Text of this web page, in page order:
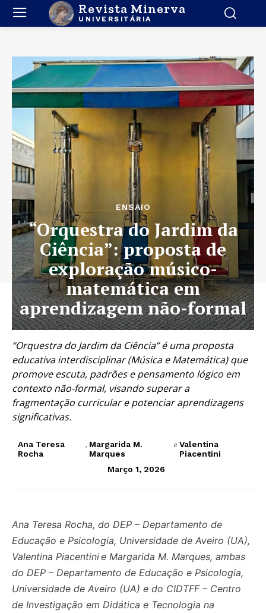
Revista Minerva
UNIVERSITÁRIA
ENSAIO
“Orquestra do Jardim da
Ciência”: proposta de
exploração músico-
matemática em
aprendizagem não-formal
“Orquestra do Jardim da Ciência” é uma proposta
educativa interdisciplinar (Música e Matemática) que
promove escuta, padrões e pensamento lógico em
contexto não-formal, visando superar a
fragmentação curricular e potenciar aprendizagens
significativas.
Ana Teresa
Rocha
, Margarida M.
Marques
e Valentina
Piacentini
Março 1, 2026
Ana Teresa Rocha, do DEP – Departamento de
Educação e Psicologia, Universidade de Aveiro (UA),
Valentina Piacentinie Margarida M. Marques, ambas
do DEP – Departamento de Educação e Psicologia,
Universidade de Aveiro (UA) e do CIDTFF – Centro
de Investigação em Didática e Tecnologia na